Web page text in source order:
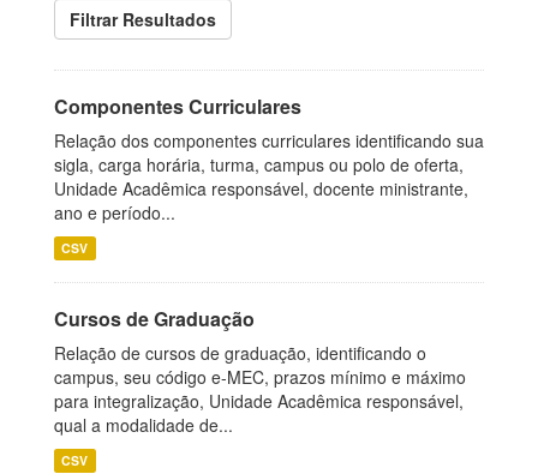
Filtrar Resultados
Componentes Curriculares
Relação dos componentes curriculares identificando sua
sigla, carga horária, turma, campus ou polo de oferta,
Unidade Acadêmica responsável, docente ministrante,
ano e período...
CSV
Cursos de Graduação
Relação de cursos de graduação, identificando o
campus, seu código e-MEC, prazos mínimo e máximo
para integralização, Unidade Acadêmica responsável,
qual a modalidade de...
CSV